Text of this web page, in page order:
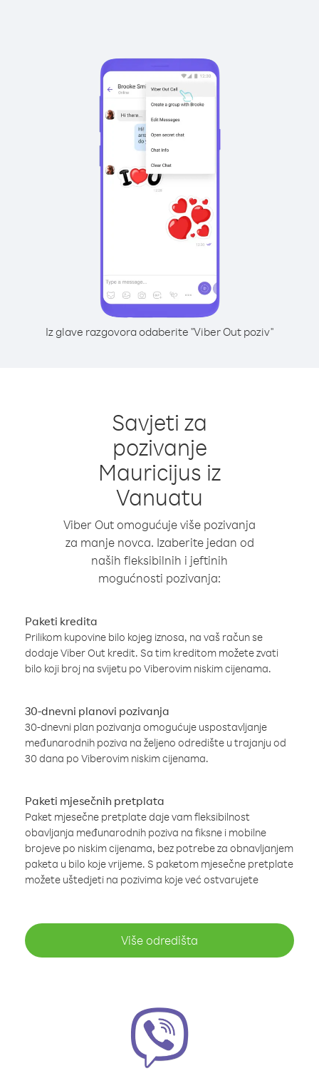
Iz glave razgovora odaberite "Viber Out poziv"
Savjeti za
pozivanje
Mauricijus iz
Vanuatu
Viber Out omogućuje više pozivanja
za manje novca. Izaberite jedan od
naših fleksibilnih i jeftinih
mogućnosti pozivanja:
Paketi kredita
Prilikom kupovine bilo kojeg iznosa, na vaš račun se
dodaje Viber Out kredit. Sa tim kreditom možete zvati
bilo koji broj na svijetu po Viberovim niskim cijenama.
30-dnevni planovi pozivanja
30-dnevni plan pozivanja omogućuje uspostavljanje
međunarodnih poziva na željeno odredište u trajanju od
30 dana po Viberovim niskim cijenama.
Paketi mjesečnih pretplata
Paket mjesečne pretplate daje vam fleksibilnost
obavljanja međunarodnih poziva na fiksne i mobilne
brojeve po niskim cijenama, bez potrebe za obnavljanjem
paketa u bilo koje vrijeme. S paketom mjesečne pretplate
možete uštedjeti na pozivima koje već ostvarujete
Više odredišta